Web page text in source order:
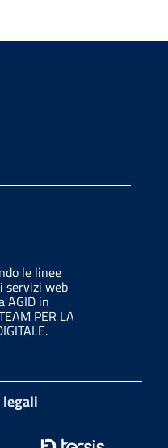
le linee
servizi web
AGID in
PER LA